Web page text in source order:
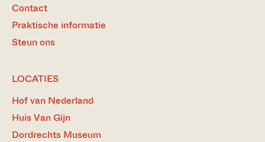
Contact
Praktische informatie
Steun ons
LOCATIES
Hof van Nederland
Huis Van Gijn
Dordrechts Museum